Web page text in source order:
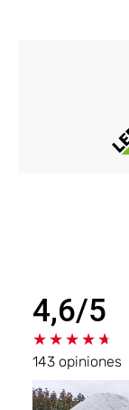
4,6/5
★★★★★
★★★★★
143 opiniones